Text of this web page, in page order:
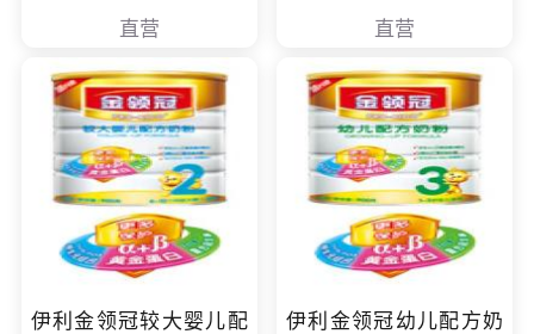
直营 直营
伊利金领冠较大婴儿配
伊利金领冠幼儿配方奶